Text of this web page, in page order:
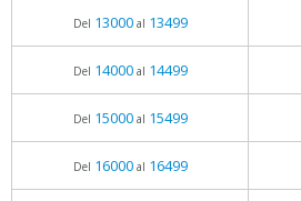
Del 13000al 13499
Del 14000al 14499
Del 15000al 15499
Del 16000al 16499